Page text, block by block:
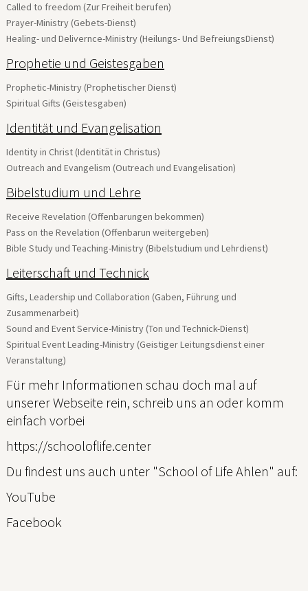
Called to freedom (Zur Freiheit berufen)
Prayer-Ministry (Gebets-Dienst)
Healing- und Delivernce-Ministry (Heilungs- Und BefreiungsDienst)
Prophetie und Geistesgaben
Prophetic-Ministry (Prophetischer Dienst)
Spiritual Gifts (Geistesgaben)
Identität und Evangelisation
Identity in Christ (Identität in Christus)
Outreach and Evangelism (Outreach und Evangelisation)
Bibelstudium und Lehre
Receive Revelation (Offenbarungen bekommen)
Pass on the Revelation (Offenbarun weitergeben)
Bible Study und Teaching-Ministry (Bibelstudium und Lehrdienst)
Leiterschaft und Technick
Gifts, Leadership und Collaboration (Gaben, Führung und
Zusammenarbeit)
Sound and Event Service-Ministry (Ton und Technick-Dienst)
Spiritual Event Leading-Ministry (Geistiger Leitungsdienst einer
Veranstaltung)
Für mehr Informationen schau doch mal auf
unserer Webseite rein, schreib uns an oder komm
einfach vorbei
https://schooloflife.center
Du findest uns auch unter "School of Life Ahlen" auf:
YouTube
Facebook